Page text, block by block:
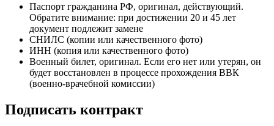
Паспорт гражданина РФ, оригинал, действующий.
Обратите внимание: при достижении 20 и 45 лет
документ подлежит замене
СНИЛС (копии или качественного фото)
ИНН (копия или качественного фото)
Военный билет, оригинал. Если его нет или утерян, он
будет восстановлен в процессе прохождения ВВК
(военно-врачебной комиссии)
Подписать контракт